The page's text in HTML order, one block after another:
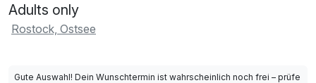
Adults only
Rostock, Ostsee
Gute Auswahl! Dein Wunschtermin ist wahrscheinlich noch frei – prüfe